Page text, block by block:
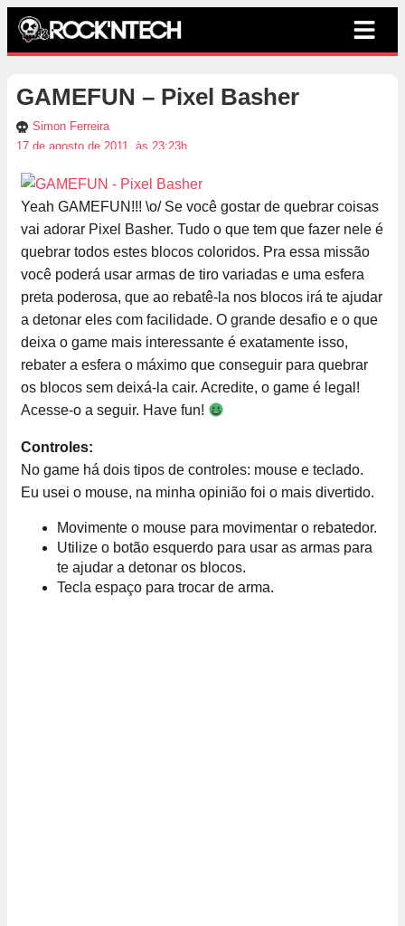
GAMEFUN – Pixel Basher
Simon Ferreira
17 de agosto de 2011, às 23:23h
Yeah GAMEFUN!!! \o/ Se você gostar de quebrar coisas
vai adorar Pixel Basher. Tudo o que tem que fazer nele é
quebrar todos estes blocos coloridos. Pra essa missão
você poderá usar armas de tiro variadas e uma esfera
preta poderosa, que ao rebatê-la nos blocos irá te ajudar
a detonar eles com facilidade. O grande desafio e o que
deixa o game mais interessante é exatamente isso,
rebater a esfera o máximo que conseguir para quebrar
os blocos sem deixá-la cair. Acredite, o game é legal!
Acesse-o a seguir. Have fun!
Controles:
No game há dois tipos de controles: mouse e teclado.
Eu usei o mouse, na minha opinião foi o mais divertido.
Movimente o mouse para movimentar o rebatedor.
Utilize o botão esquerdo para usar as armas para
te ajudar a detonar os blocos.
Tecla espaço para trocar de arma.